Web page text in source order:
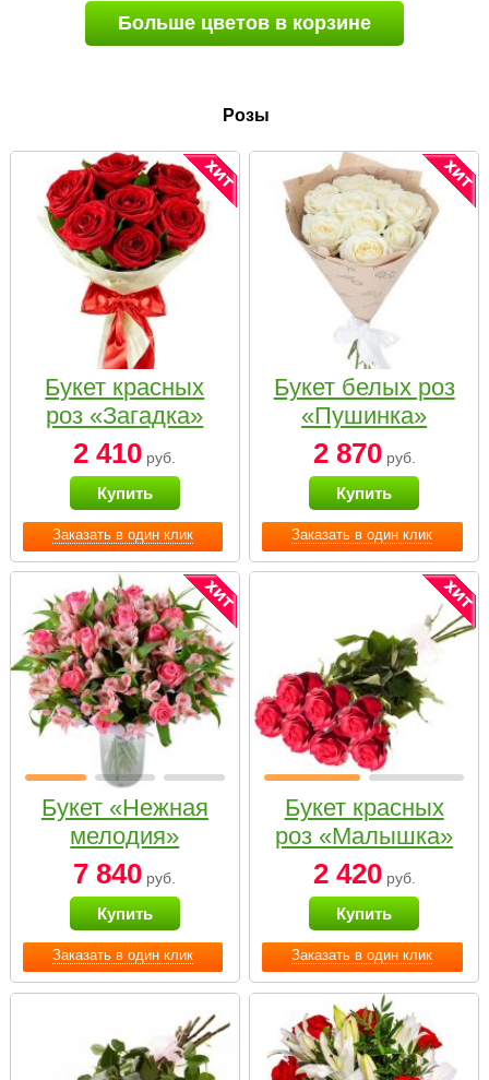
Больше цветов в корзине
Розы
Заказать в один клик
Букет красных
роз «Загадка»
2 410 руб.
Купить
Заказать в один клик
Букет белых роз
«Пушинка»
2 870руб.
Купить
Заказать в один клик
Букет «Нежная
мелодия»
7 840 руб.
Купить
Заказать в один клик
Букет красных
роз «Малышка»
2 420руб.
Купить